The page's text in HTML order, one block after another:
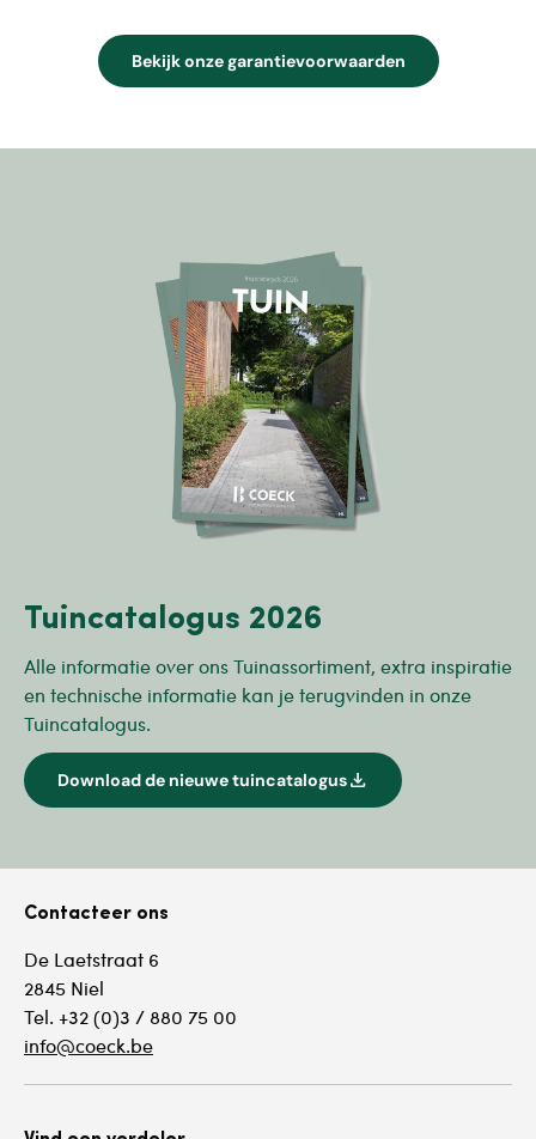
Bekijk onze garantievoorwaarden
Tuincatalogus 2026
Alle informatie over ons Tuinassortiment, extra inspiratie
en technische informatie kan je terugvinden in onze
Tuincatalogus.
Download de nieuwe tuincatalogusdownload
Contacteer ons
De Laetstraat 6
2845 Niel
Tel. +32 (0)3 / 880 75 00
info@coeck.be